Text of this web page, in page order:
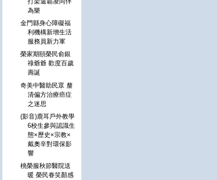
為樂
金門縣身心障礙福
利機構新增生活
服務員新力軍
榮家期頤榮民俞銀
祿爺爺 歡度百歲
壽誕
奇美中醫助民眾 釐
清偏方治療癌症
之迷思
(影音)鹿耳戶外教學
6校生參與認識生
態×歷史×宗教×
戴奧辛對環保影
響
桃榮服秋節醫院送
暖 榮民眷笑顏感